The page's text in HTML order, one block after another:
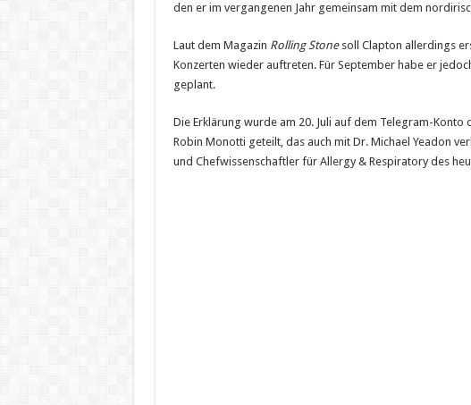
den er im vergangenen Jahr gemeinsam mit dem
Laut dem Magazin Rolling Stonesoll Clapton allerdings
Konzerten wieder auftreten. Für September habe er
geplant.
Die Erklärung wurde am 20. Juli auf dem Telegram-
Robin Monotti geteilt, das auch mit Dr. Michael Yeadon
und Chefwissenschaftler für Allergy & Respiratory des